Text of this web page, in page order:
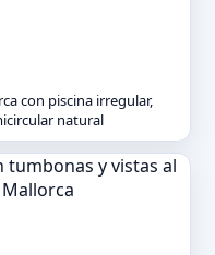
con piscina irregular,
natural